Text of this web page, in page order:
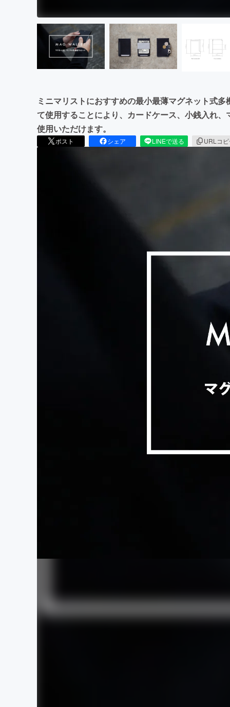
ミニマリストにおすすめの最小最薄マグネット式
て使用することにより、カードケース、小銭入れ
使用いただけます。
ポスト シェア LINEで送る URLコ